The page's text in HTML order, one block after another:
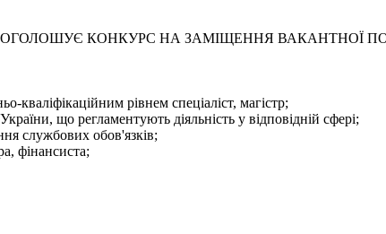
ОГОЛОШУЄ КОНКУРС НА ЗАМІЩЕННЯ ВАКАНТНОЇ
кваліфікаційним рівнем спеціаліст, магістр;
що регламентують діяльність у відповідній сфері;
службових обов'язків;
фінансиста;